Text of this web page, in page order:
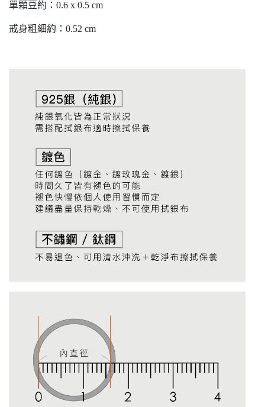
單顆豆約：0.6 x 0.5 cm
戒身粗細約：0.52 cm